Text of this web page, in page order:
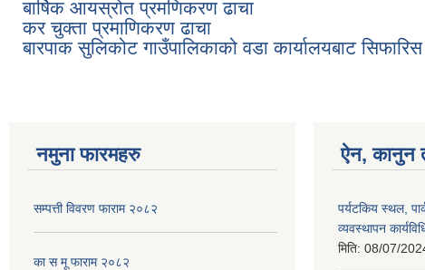
बार्षिक आयस्रोत प्रमणिकरण ढाचा
कर चुक्ता प्रमाणिकरण ढाचा
बारपाक सुलिकोट गाउँपालिकाको वडा कार्यालयबाट सिफारिस
नमुना फारमहरु
सम्पत्ती विवरण फाराम २०८२
का स मू फाराम २०८२
ऐन, कानुन
पर्यटकिय स्थल,
व्यवस्थापन
मिति: 08/07/